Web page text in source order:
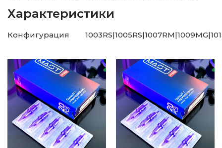
Характеристики
Конфигурация